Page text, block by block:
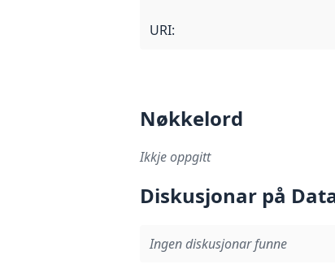
URI:
Nøkkelord
Ikkje oppgitt
Diskusjonar på
Ingen diskusjonar funne